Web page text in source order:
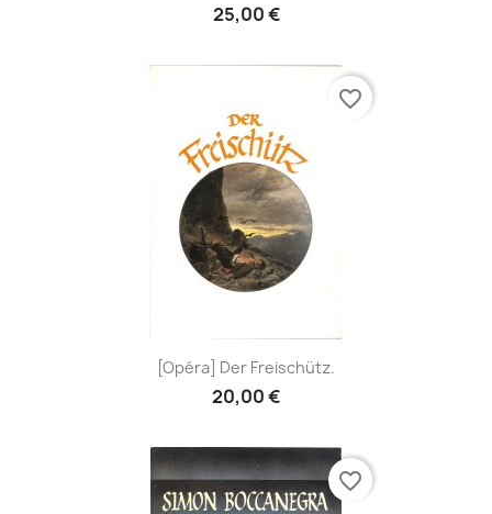
25,00 €
[Opéra] Der Freischütz.
20,00 €
favorite_border
favorite_border